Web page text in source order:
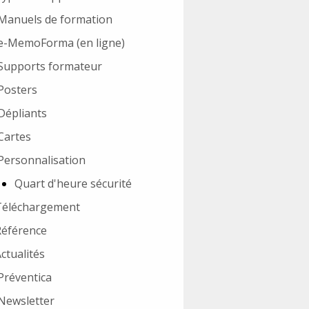
de formation
MemoForma (en ligne)
formateur
Quart d'heure sécurité